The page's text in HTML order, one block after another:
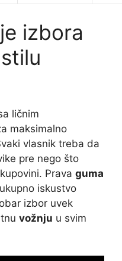
izbora
ličnim
maksimalno
vlasnik treba da
pre nego što
Prava guma
iskustvo
izbor uvek
vožnju u svim